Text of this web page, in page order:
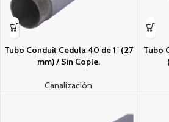
Tubo Conduit Cedula 40 de 1″ (27
mm) / Sin Cople.
Canalización
Tubo